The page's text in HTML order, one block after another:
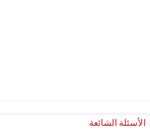
الأسئلة الشائعة